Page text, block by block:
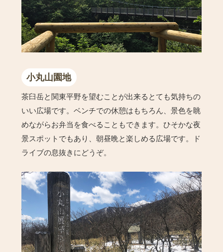
小丸山園地
茶臼岳と関東平野を望むことが出来るとても気持ちの
いい広場です。ベンチでの休憩はもちろん、景色を眺
めながらお弁当を食べることもできます。ひそかな夜
景スポットでもあり、朝昼晩と楽しめる広場です。ド
ライブの息抜きにどうぞ。